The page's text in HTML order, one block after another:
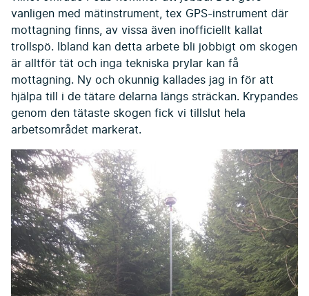
vanligen med mätinstrument, tex GPS-instrument där
mottagning finns, av vissa även inofficiellt kallat
trollspö. Ibland kan detta arbete bli jobbigt om skogen
är alltför tät och inga tekniska prylar kan få
mottagning. Ny och okunnig kallades jag in för att
hjälpa till i de tätare delarna längs sträckan. Krypandes
genom den tätaste skogen fick vi tillslut hela
arbetsområdet markerat.